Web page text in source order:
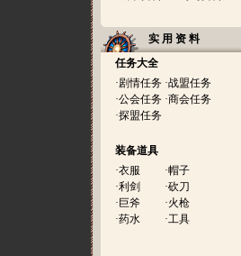
实 用 资 料
任务大全
·剧情任务 ·战盟任务
·公会任务 ·商会任务
·探盟任务
装备道具
·衣服 ·帽子
·利剑 ·砍刀
· 巨斧 ·火枪
·药水 ·工具